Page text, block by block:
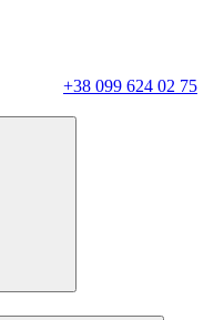
+38 099 624 02 75